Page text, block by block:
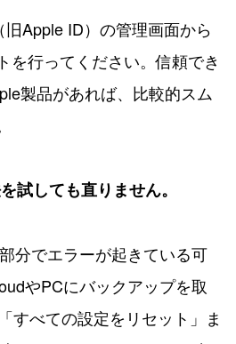
Apple ID）の管理画面から
を行ってください。信頼でき
製品があれば、比較的スム
試しても直りません。
分でエラーが起きている可
やPCにバックアップを取
すべての設定をリセット」ま